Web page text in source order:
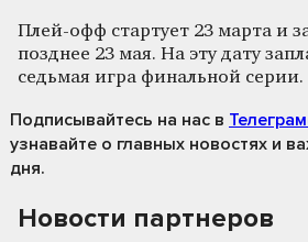
Плей-офф стартует 23 марта и
позднее 23 мая. На эту дату
седьмая игра финальной серии.
Подписывайтесь на нас в
узнавайте о главных новостях и
дня.
Новости партнеров